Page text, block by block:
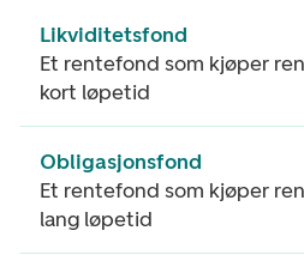
Likviditetsfond
Et rentefond som kjøper
kort løpetid
Obligasjonsfond
Et rentefond som kjøper
lang løpetid